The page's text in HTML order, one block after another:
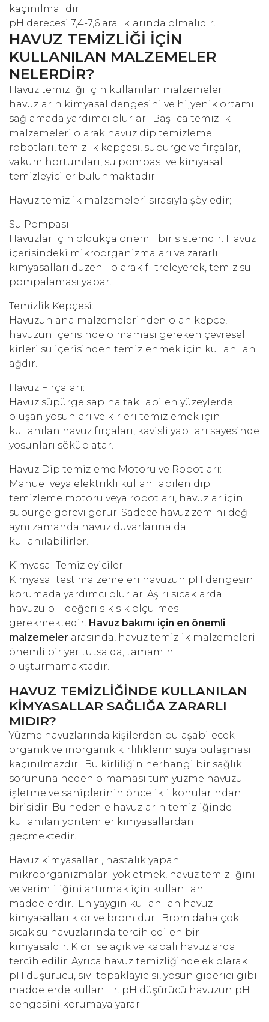
kaçınılmalıdır.
pH derecesi 7,4-7,6 aralıklarında olmalıdır.
HAVUZ TEMİZLİĞİ İÇİN
KULLANILAN MALZEMELER
NELERDİR?
Havuz temizliği için kullanılan malzemeler
havuzların kimyasal dengesini ve hijyenik ortamı
sağlamada yardımcı olurlar. Başlıca temizlik
malzemeleri olarak havuz dip temizleme
robotları, temizlik kepçesi, süpürge ve fırçalar,
vakum hortumları, su pompası ve kimyasal
temizleyiciler bulunmaktadır.
Havuz temizlik malzemeleri sırasıyla şöyledir;
Su Pompası:
Havuzlar için oldukça önemli bir sistemdir. Havuz
içerisindeki mikroorganizmaları ve zararlı
kimyasalları düzenli olarak filtreleyerek, temiz su
pompalaması yapar.
Temizlik Kepçesi:
Havuzun ana malzemelerinden olan kepçe,
havuzun içerisinde olmaması gereken çevresel
kirleri su içerisinden temizlenmek için kullanılan
ağdır.
Havuz Fırçaları:
Havuz süpürge sapına takılabilen yüzeylerde
oluşan yosunları ve kirleri temizlemek için
kullanılan havuz fırçaları, kavisli yapıları sayesinde
yosunları söküp atar.
Havuz Dip temizleme Motoru ve Robotları:
Manuel veya elektrikli kullanılabilen dip
temizleme motoru veya robotları, havuzlar için
süpürge görevi görür. Sadece havuz zemini değil
aynı zamanda havuz duvarlarına da
kullanılabilirler.
Kimyasal Temizleyiciler:
Kimyasal test malzemeleri havuzun pH dengesini
korumada yardımcı olurlar. Aşırı sıcaklarda
havuzu pH değeri sık sık ölçülmesi
gerekmektedir. Havuz bakımı için en önemli
malzemeler arasında, havuz temizlik malzemeleri
önemli bir yer tutsa da, tamamını
oluşturmamaktadır.
HAVUZ TEMİZLİĞİNDE KULLANILAN
KİMYASALLAR SAĞLIĞA ZARARLI
MIDIR?
Yüzme havuzlarında kişilerden bulaşabilecek
organik ve inorganik kirliliklerin suya bulaşması
kaçınılmazdır. Bu kirliliğin herhangi bir sağlık
sorununa neden olmaması tüm yüzme havuzu
işletme ve sahiplerinin öncelikli konularından
birisidir. Bu nedenle havuzların temizliğinde
kullanılan yöntemler kimyasallardan
geçmektedir.
Havuz kimyasalları, hastalık yapan
mikroorganizmaları yok etmek, havuz temizliğini
ve verimliliğini artırmak için kullanılan
maddelerdir. En yaygın kullanılan havuz
kimyasalları klor ve brom dur. Brom daha çok
sıcak su havuzlarında tercih edilen bir
kimyasaldır. Klor ise açık ve kapalı havuzlarda
tercih edilir. Ayrıca havuz temizliğinde ek olarak
pH düşürücü, sıvı topaklayıcısı, yosun giderici gibi
maddelerde kullanılır. pH düşürücü havuzun pH
dengesini korumaya yarar.